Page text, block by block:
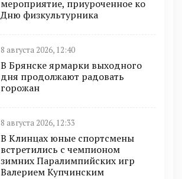
мероприятие, приуроченное ко
Дню физкультурника
8 августа 2026, 12:40
В Брянске ярмарки выходного
дня продолжают радовать
горожан
8 августа 2026, 12:33
В Клинцах юные спортсмены
встретились с чемпионом
зимних Паралимпийских игр
Валерием Купчинским